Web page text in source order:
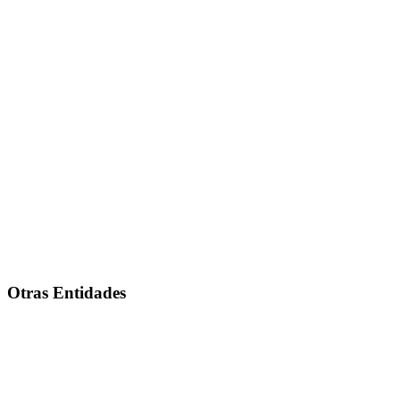
Otras Entidades